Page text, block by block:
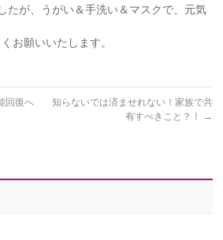
たが、うがい＆手洗い＆マスクで、元気
お願いいたします。
回復へ
知らないでは済ませれない！家族で共
有すべきこと？！
→